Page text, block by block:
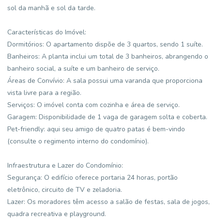
sol da manhã e sol da tarde.
Características do Imóvel:
Dormitórios: O apartamento dispõe de 3 quartos, sendo 1 suíte.
Banheiros: A planta inclui um total de 3 banheiros, abrangendo o
banheiro social, a suíte e um banheiro de serviço.
Áreas de Convívio: A sala possui uma varanda que proporciona
vista livre para a região.
Serviços: O imóvel conta com cozinha e área de serviço.
Garagem: Disponibilidade de 1 vaga de garagem solta e coberta.
Pet-friendly: aqui seu amigo de quatro patas é bem-vindo
(consulte o regimento interno do condomínio).
Infraestrutura e Lazer do Condomínio:
Segurança: O edifício oferece portaria 24 horas, portão
eletrônico, circuito de TV e zeladoria.
Lazer: Os moradores têm acesso a salão de festas, sala de jogos,
quadra recreativa e playground.